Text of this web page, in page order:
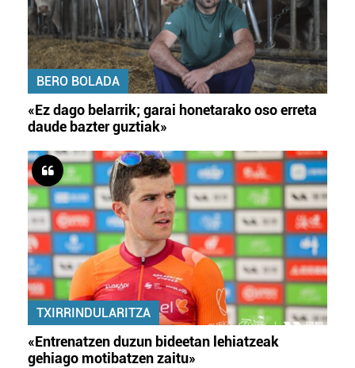
BERO BOLADA
«Ez dago belarrik; garai honetarako oso erreta
daude bazter guztiak»
TXIRRINDULARITZA
«Entrenatzen duzun bideetan lehiatzeak
gehiago motibatzen zaitu»